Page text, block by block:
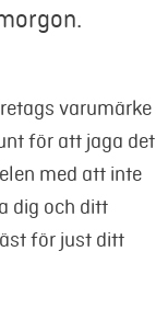
varumärke
för att jaga det
med att inte
dig och ditt
för just ditt